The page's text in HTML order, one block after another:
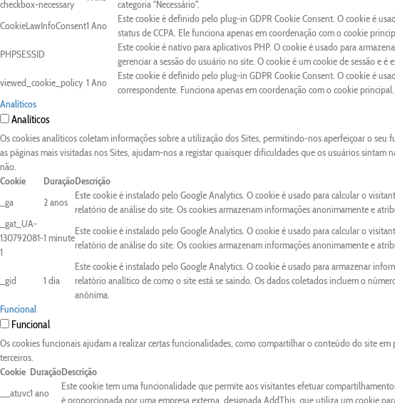
checkbox-necessary
categoria "Necessário".
CookieLawInfoConsent1 Ano
Este cookie é definido pelo plug-in GDPR Cookie Consent. O cookie é
status de CCPA. Ele funciona apenas em coordenação com o cookie
PHPSESSID
Este cookie é nativo para aplicativos PHP. O cookie é usado para
gerenciar a sessão do usuário no site. O cookie é um cookie de sessão e
viewed_cookie_policy 1 Ano
Este cookie é definido pelo plug-in GDPR Cookie Consent. O cookie é
correspondente. Funciona apenas em coordenação com o cookie principal.
Analíticos
Analíticos
Os cookies analíticos coletam informações sobre a utilização dos Sites, permitindo-nos aperfeiçoar o
as páginas mais visitadas nos Sites, ajudam-nos a registar quaisquer dificuldades que os usuários sintam
não.
Cookie
DuraçãoDescrição
_ga
2 anos
Este cookie é instalado pelo Google Analytics. O cookie é usado para calcular o
relatório de análise do site. Os cookies armazenam informações anonimamente e
_gat_UA-
130792081-
1
1 minute
Este cookie é instalado pelo Google Analytics. O cookie é usado para calcular o
relatório de análise do site. Os cookies armazenam informações anonimamente e
_gid 1 dia
Este cookie é instalado pelo Google Analytics. O cookie é usado para armazenar
relatório analítico de como o site está se saindo. Os dados coletados incluem o
anônima.
Funcional
Funcional
Os cookies funcionais ajudam a realizar certas funcionalidades, como compartilhar o conteúdo do site
terceiros.
Cookie DuraçãoDescrição
__atuvc1 ano
Este cookie tem uma funcionalidade que permite aos visitantes efetuar
é proporcionada por uma empresa externa, designada AddThis, que utiliza um cookie